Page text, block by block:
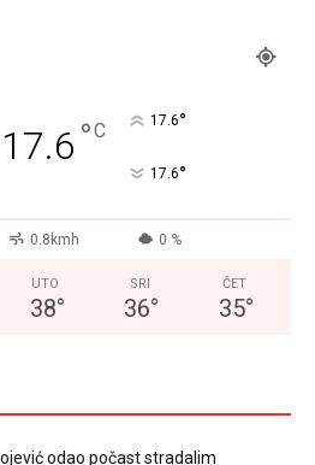
17.6 °C 17.6°
17.6°
0.8kmh 0 %
UTO
38°
SRI
36°
ČET
35°
odao počast stradalim